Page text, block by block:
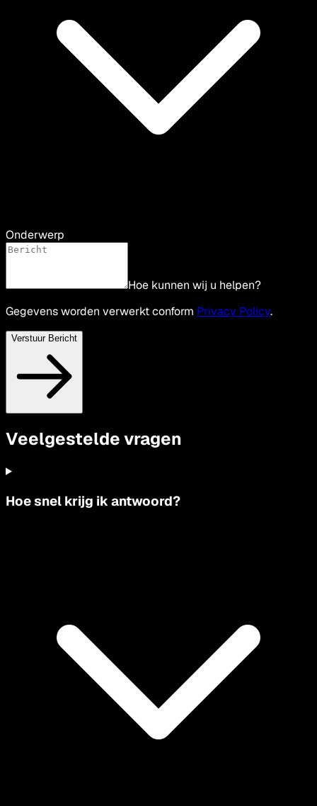
Onderwerp
Hoe kunnen wij u helpen?
Gegevens worden verwerkt conform Privacy Policy.
Verstuur Bericht
Veelgestelde vragen
Hoe snel krijg ik antwoord?